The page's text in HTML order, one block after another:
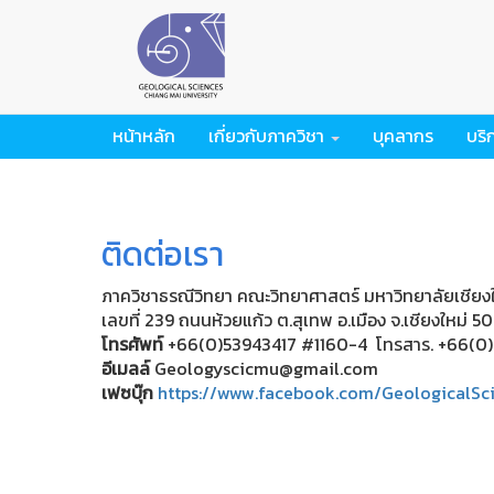
หน้าหลัก เกี่ยวกับภาควิชา บุคลากร บริ
ติดต่อเรา
ภาควิชาธรณีวิทยา คณะวิทยาศาสตร์ มหาวิทยาลัยเชียง
เลขที่ 239 ถนนห้วยแก้ว ต.สุเทพ อ.เมือง จ.เชียงใหม่
โทรศัพท์+66(0)53943417 #1160-4 โทรสาร.
อีเมลล์Geologyscicmu@gmail.com
เฟซบุ๊ก https://www.facebook.com/